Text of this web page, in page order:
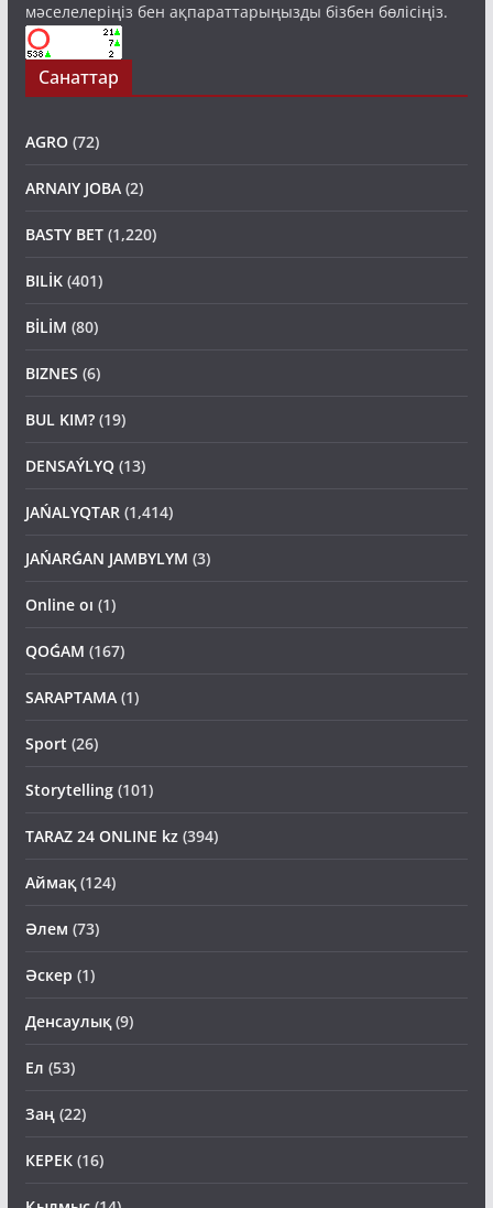
мәселелеріңіз бен ақпараттарыңызды бізбен бөлісіңіз.
Санаттар
AGRO(72)
ARNAIY JOBA(2)
BASTY BET(1,220)
BILİK(401)
BİLİM (80)
BIZNES (6)
BUL KIM?(19)
DENSAÝLYQ(13)
JAŃALYQTAR(1,414)
JAŃARǴAN JAMBYLYM (3)
Online oı (1)
QOǴAM (167)
SARAPTAMA(1)
Sport (26)
Storytelling(101)
TARAZ 24 ONLINE kz(394)
Аймақ(124)
Әлем (73)
Әскер (1)
Денсаулық(9)
Ел (53)
Заң(22)
КЕРЕК(16)